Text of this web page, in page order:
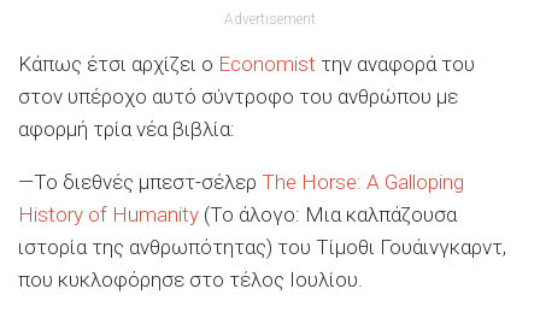
Advertisement
Κάπως έτσι αρχίζει ο Economist την αναφορά του
στον υπέροχο αυτό σύντροφο του ανθρώπου με
αφορμή τρία νέα βιβλία:
—Το διεθνές μπεστ-σέλερ The Horse: A Galloping
History of Humanity (Το άλογο: Μια καλπάζουσα
ιστορία της ανθρωπότητας) του Τίμοθι Γουάινγκαρντ,
που κυκλοφόρησε στο τέλος Ιουλίου.